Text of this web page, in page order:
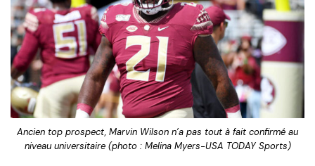
Ancien top prospect, Marvin Wilson n’a pas tout à fait confirmé au
niveau universitaire (photo : Melina Myers-USA TODAY Sports)